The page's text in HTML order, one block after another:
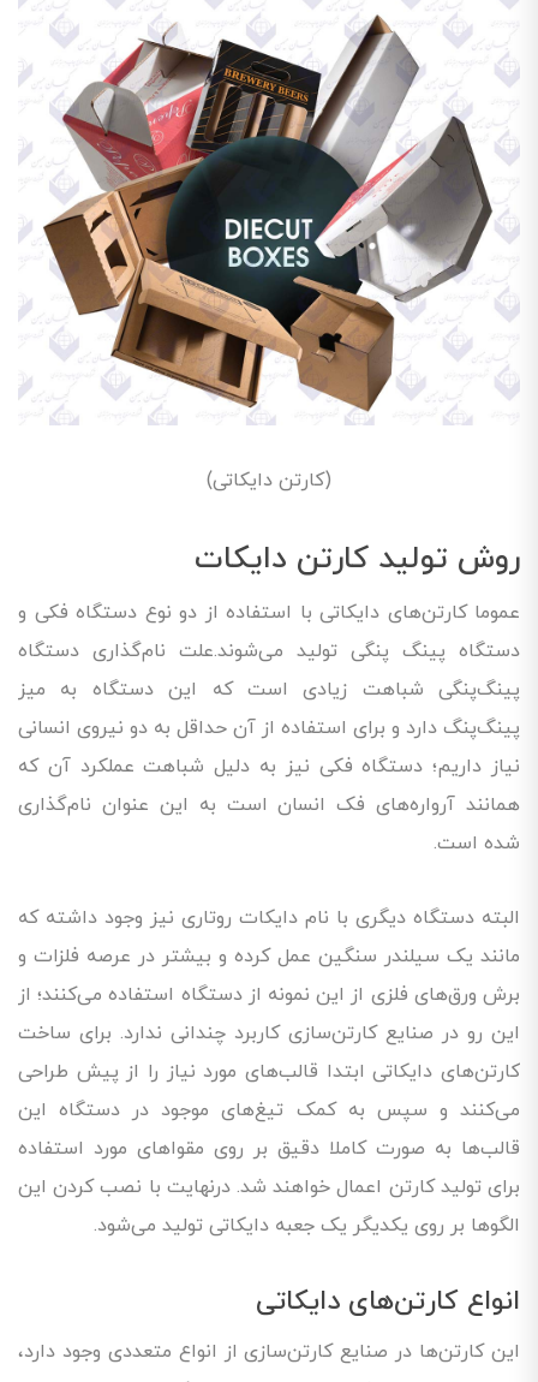
(کارتن دایکاتی)
روش تولید کارتن دایکات
عموما کارتن‌های دایکاتی با استفاده از دو نوع دستگاه فکی و
دستگاه پینگ پنگی تولید می‌شوند.علت نام‌گذاری دستگاه
پینگ‌پنگی شباهت زیادی است که این دستگاه به میز
پینگ‌پنگ دارد و برای استفاده از آن حداقل به دو نیروی انسانی
نیاز داریم؛ دستگاه فکی نیز به دلیل شباهت عملکرد آن که
همانند آرواره‌های فک انسان است به این عنوان نام‌گذاری
شده است.
البته دستگاه دیگری با نام دایکات روتاری نیز وجود داشته که
مانند یک سیلندر سنگین عمل کرده و بیشتر در عرصه فلزات و
برش ورق‌های فلزی از این نمونه از دستگاه استفاده می‌کنند؛ از
این رو در صنایع کارتن‌سازی کاربرد چندانی ندارد. برای ساخت
کارتن‌های دایکاتی ابتدا قالب‌های مورد نیاز را از پیش طراحی
می‌کنند و سپس به کمک تیغ‌های موجود در دستگاه این
قالب‌ها به صورت کاملا دقیق بر روی مقواهای مورد استفاده
برای تولید کارتن اعمال خواهند شد. درنهایت با نصب کردن این
الگوها بر روی یکدیگر یک جعبه دایکاتی تولید می‌شود.
انواع کارتن‌های دایکاتی
این کارتن‌ها در صنایع کارتن‌سازی از انواع متعددی وجود دارد،